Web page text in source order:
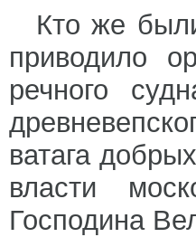
Кто же
приводило
речного
ватага
власти
Господина